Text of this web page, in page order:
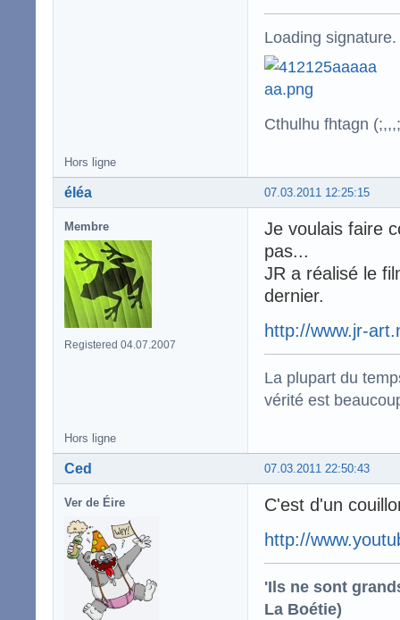
Loading signature.
Cthulhu fhtagn
Hors ligne
07.03.2011 12:25:15
éléa
Membre
Registered 04.07.2007
Je voulais faire
pas...
JR a réalisé le
dernier.
http://www.jr-
La plupart du
vérité est
Hors ligne
07.03.2011 22:50:43
Ced
Ver de Éire
C'est d'un
http://
'Ils ne sont
La Boétie)